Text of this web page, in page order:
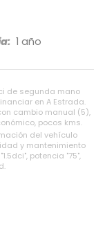
1 año
de segunda mano
en A Estrada.
cambio manual (5),
pocos kms.
del vehículo
y mantenimiento
potencia "75",